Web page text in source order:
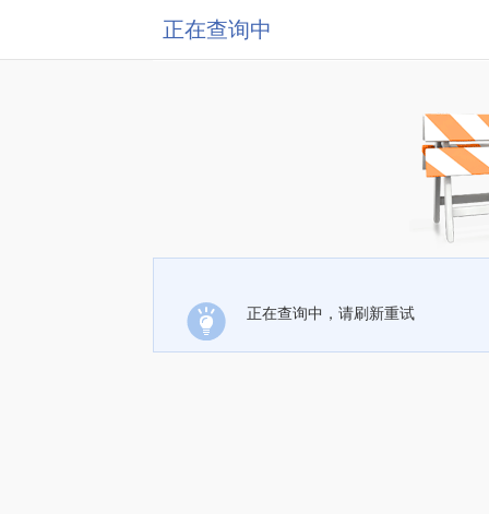
正在查询中
正在查询中，请刷新重试